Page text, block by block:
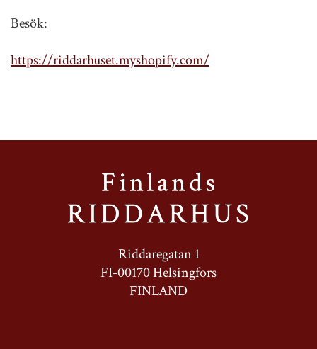
Besök:
https://riddarhuset.myshopify.com/
Riddaregatan 1
FI-00170 Helsingfors
FINLAND